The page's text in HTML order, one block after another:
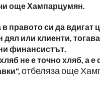
още Хампарцумян.
правото си да вдигат
дял или клиенти,
финансистът.
не е точно хляб, а
отбеляза още